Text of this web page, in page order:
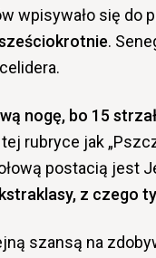
wpisywało się do
.
nogę, bo 15
rubryce jak
postacią jest
z czego
szansą na